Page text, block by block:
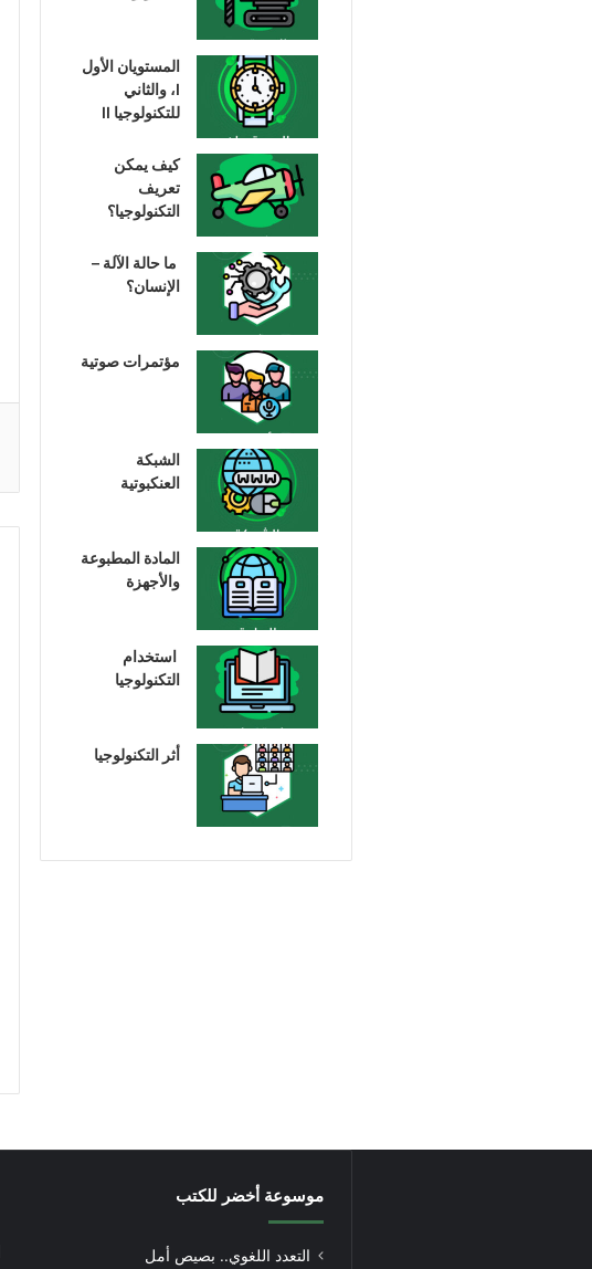
المستويان الأول
I، والثاني
للتكنولوجيا II
كيف يمكن
تعريف
التكنولوجيا؟
ما حالة الآلة –
الإنسان؟
مؤتمرات صوتية
الشبكة
العنكبوتية
المادة المطبوعة
والأجهزة
استخدام
التكنولوجيا
أثر التكنولوجيا
موسوعة أخضر للكتب
التعدد اللغوي.. بصيص أمل